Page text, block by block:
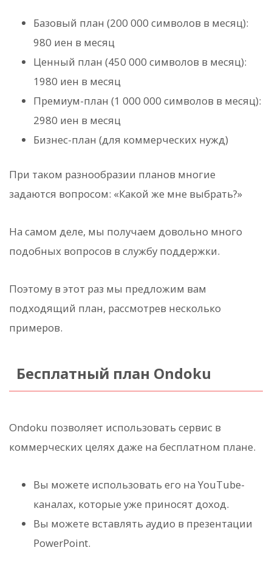
Базовый план (200 000 символов в месяц):
980 иен в месяц
Ценный план (450 000 символов в месяц):
1980 иен в месяц
Премиум-план (1 000 000 символов в месяц):
2980 иен в месяц
Бизнес-план (для коммерческих нужд)
При таком разнообразии планов многие
задаются вопросом: «Какой же мне выбрать?»
На самом деле, мы получаем довольно много
подобных вопросов в службу поддержки.
Поэтому в этот раз мы предложим вам
подходящий план, рассмотрев несколько
примеров.
Бесплатный план Ondoku
Ondoku позволяет использовать сервис в
коммерческих целях даже на бесплатном плане.
Вы можете использовать его на YouTube-
каналах, которые уже приносят доход.
Вы можете вставлять аудио в презентации
PowerPoint.